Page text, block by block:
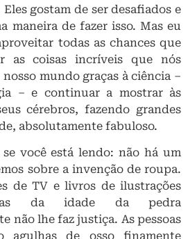
gostam de ser desafiados e
maneira de fazer isso. Mas eu
todas as chances que
as coisas incríveis que nós
mundo graças à ciência –
– e continuar a mostrar às
cérebros, fazendo grandes
absolutamente fabuloso.
você está lendo: não há um
sobre a invenção de roupa.
de TV e livros de ilustrações
da idade da pedra
não lhe faz justiça. As pessoas
agulhas de osso finamente